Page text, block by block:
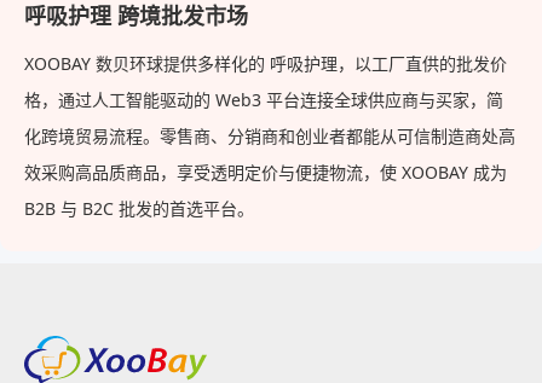
呼吸护理 跨境批发市场
XOOBAY 数贝环球提供多样化的 呼吸护理，以工厂直供的批发价
格，通过人工智能驱动的 Web3 平台连接全球供应商与买家，简
化跨境贸易流程。零售商、分销商和创业者都能从可信制造商处高
效采购高品质商品，享受透明定价与便捷物流，使 XOOBAY 成为
B2B 与 B2C 批发的首选平台。